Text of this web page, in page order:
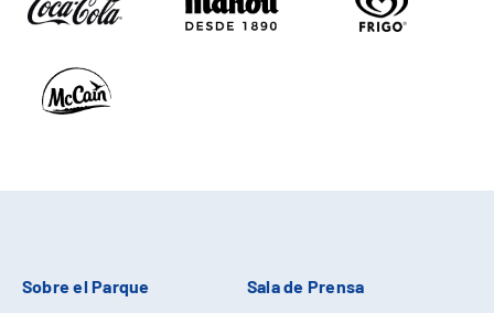
Sobre el Parque Sala de Prensa